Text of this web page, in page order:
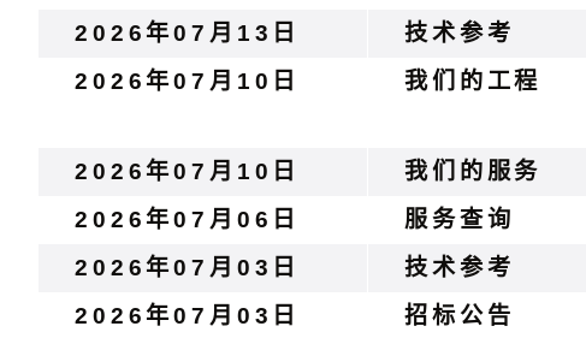
2026年07月13日
技术参考
2026年07月10日
我们的工程
2026年07月10日
我们的服务
2026年07月06日
服务查询
2026年07月03日
技术参考
2026年07月03日
招标公告